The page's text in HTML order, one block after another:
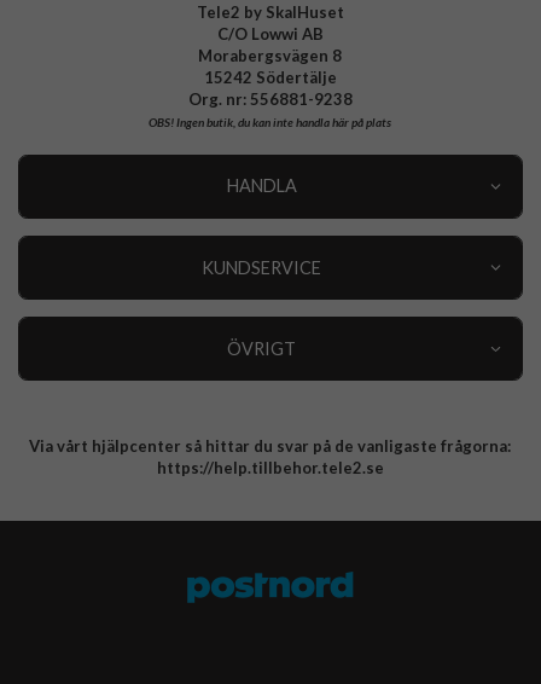
Tele2 by SkalHuset
C/O Lowwi AB
Morabergsvägen 8
15242 Södertälje
Org. nr: 556881-9238
OBS!Ingen butik, du kan inte handla här på plats
HANDLA
KUNDSERVICE
ÖVRIGT
Integritetspolicy
Via vårt hjälpcenter så hittar du svar på de vanligaste frågorna:
https://help.tillbehor.tele2.se